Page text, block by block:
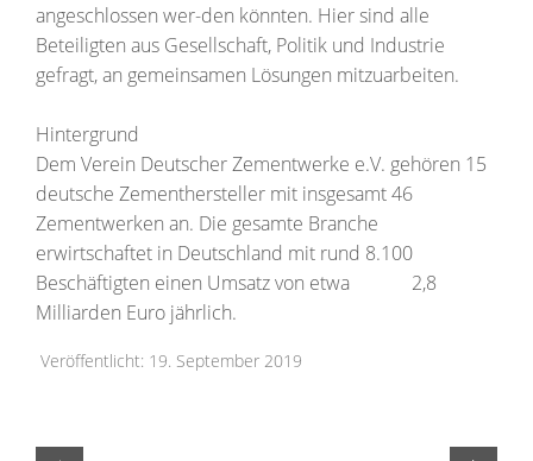
angeschlossen wer-den könnten. Hier sind alle
Beteiligten aus Gesellschaft, Politik und Industrie
gefragt, an gemeinsamen Lösungen mitzuarbeiten.
Hintergrund
Dem Verein Deutscher Zementwerke e.V. gehören 15
deutsche Zementhersteller mit insgesamt 46
Zementwerken an. Die gesamte Branche
erwirtschaftet in Deutschland mit rund 8.100
Beschäftigten einen Umsatz von etwa 2,8
Milliarden Euro jährlich.
Veröffentlicht: 19. September 2019